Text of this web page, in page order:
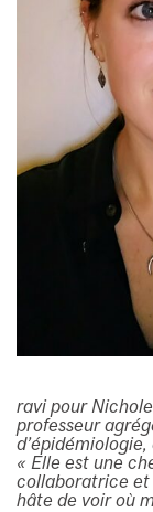
ravi pour
professeur
« Elle est une
collaboratrice et
hâte de voir où